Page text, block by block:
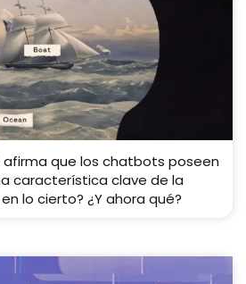
afirma que los chatbots poseen
característica clave de la
lo cierto? ¿Y ahora qué?